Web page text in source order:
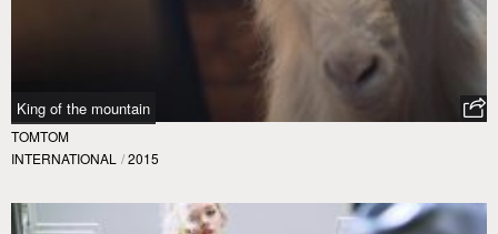
King of the mountain
TOMTOM
INTERNATIONAL / 2015